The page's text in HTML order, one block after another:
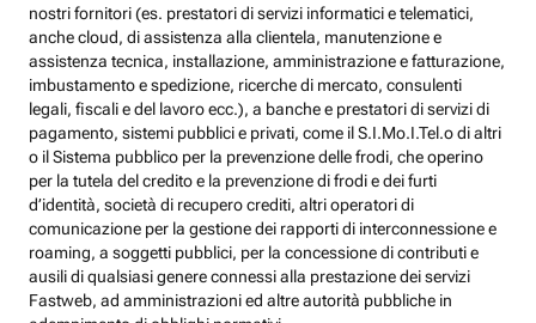
nostri fornitori (es. prestatori di servizi informatici e telematici,
anche cloud, di assistenza alla clientela, manutenzione e
assistenza tecnica, installazione, amministrazione e fatturazione,
imbustamento e spedizione, ricerche di mercato, consulenti
legali, fiscali e del lavoro ecc.), a banche e prestatori di servizi di
pagamento, sistemi pubblici e privati, come il S.I.Mo.I.Tel.o di altri
o il Sistema pubblico per la prevenzione delle frodi, che operino
per la tutela del credito e la prevenzione di frodi e dei furti
d’identità, società di recupero crediti, altri operatori di
comunicazione per la gestione dei rapporti di interconnessione e
roaming, a soggetti pubblici, per la concessione di contributi e
ausili di qualsiasi genere connessi alla prestazione dei servizi
Fastweb, ad amministrazioni ed altre autorità pubbliche in